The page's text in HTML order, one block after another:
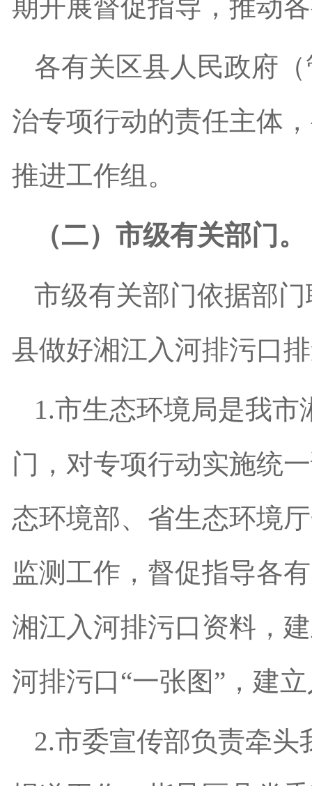
期开展督促指导，推动
各有关区县人民政府
治专项行动的责任主体
推进工作组。
（二）市级有关部门。
市级有关部门依据部
县做好湘江入河排污口
1.市生态环境局是我市
门，对专项行动实施统
态环境部、省生态环境
监测工作，督促指导各
湘江入河排污口资料，
河排污口“一张图” ，建
2.市委宣传部负责牵头